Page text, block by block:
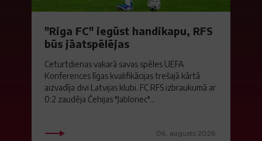
"Riga FC" iegūst handikapu, RFS
būs jāatspēlējas
Ceturtdienas vakarā savas spēles UEFA
Konferences līgas kvalifikācijas trešajā kārtā
aizvadīja divi Latvijas klubi. FC RFS izbraukumā ar
0:2 zaudēja Čehijas "Jablonec"...
06. augusts 2026.